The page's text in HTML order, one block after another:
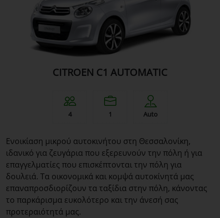
CITROEN C1 AUTOMATIC
4 1 Auto
Ενοικίαση μικρού αυτοκινήτου στη Θεσσαλονίκη,
ιδανικό για ζευγάρια που εξερευνούν την πόλη ή για
επαγγελματίες που επισκέπτονται την πόλη για
δουλειά. Τα οικονομικά και κομψά αυτοκίνητά μας
επαναπροσδιορίζουν τα ταξίδια στην πόλη, κάνοντας
το παρκάρισμα ευκολότερο και την άνεσή σας
προτεραιότητά μας.